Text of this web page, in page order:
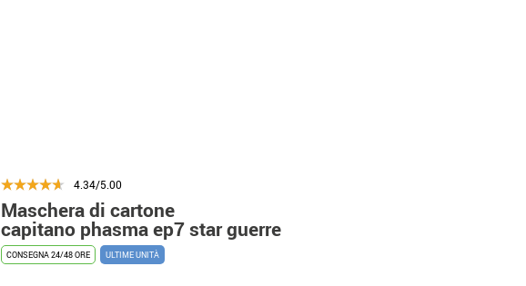
4.34/5.00
Maschera di cartone
capitano phasma ep7 star guerre
CONSEGNA 24/48 ORE ULTIME UNITÀ